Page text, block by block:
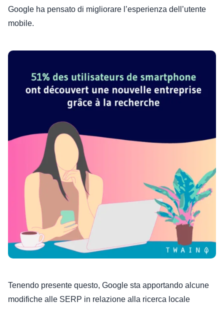
Google ha pensato di migliorare l’esperienza dell’utente
mobile.
Tenendo presente questo, Google sta apportando alcune
modifiche alle SERP in relazione alla ricerca locale